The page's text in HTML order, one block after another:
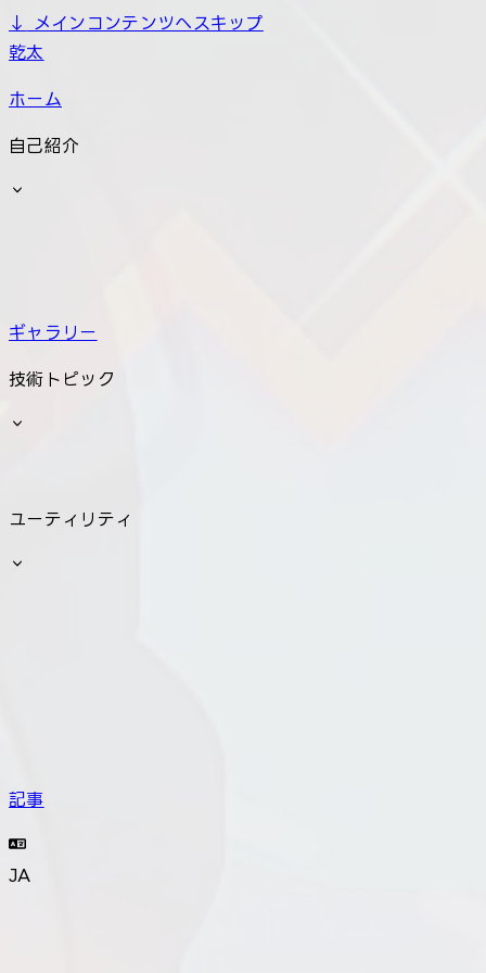
↓メインコンテンツへスキップ
乾太
ホーム
自己紹介
ギャラリー
技術トピック
ユーティリティ
記事
JA